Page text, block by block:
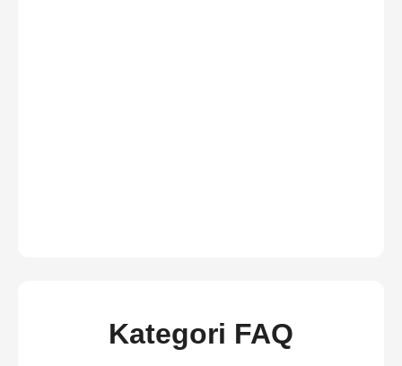
Kategori FAQ